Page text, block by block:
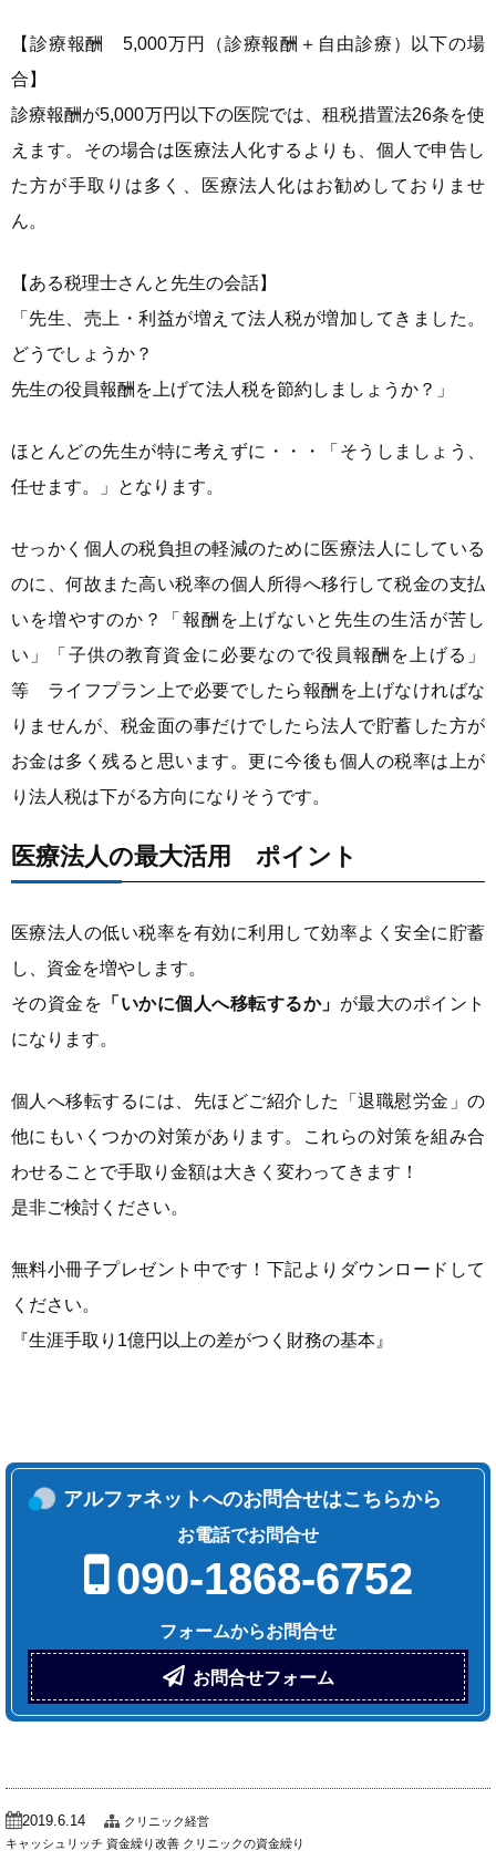
【診療報酬 5,000万円（診療報酬＋自由診療）以下の場
合】
診療報酬が5,000万円以下の医院では、租税措置法26条を使
えます。その場合は医療法人化するよりも、個人で申告し
た方が手取りは多く、医療法人化はお勧めしておりませ
ん。
【ある税理士さんと先生の会話】
「先生、売上・利益が増えて法人税が増加してきました。
どうでしょうか？
先生の役員報酬を上げて法人税を節約しましょうか？」
ほとんどの先生が特に考えずに・・・「そうしましょう、
任せます。」となります。
せっかく個人の税負担の軽減のために医療法人にしている
のに、何故また高い税率の個人所得へ移行して税金の支払
いを増やすのか？「報酬を上げないと先生の生活が苦し
い」「子供の教育資金に必要なので役員報酬を上げる」
等 ライフプラン上で必要でしたら報酬を上げなければな
りませんが、税金面の事だけでしたら法人で貯蓄した方が
お金は多く残ると思います。更に今後も個人の税率は上が
り法人税は下がる方向になりそうです。
医療法人の最大活用 ポイント
医療法人の低い税率を有効に利用して効率よく安全に貯蓄
し、資金を増やします。
その資金を 「いかに個人へ移転するか」 が最大のポイント
になります。
個人へ移転するには、先ほどご紹介した「退職慰労金」の
他にもいくつかの対策があります。これらの対策を組み合
わせることで手取り金額は大きく変わってきます！
是非ご検討ください。
無料小冊子プレゼント中です！下記よりダウンロードして
ください。
『生涯手取り1億円以上の差がつく財務の基本』
アルファネットへのお問合せはこちらから
お電話でお問合せ
090-1868-6752
フォームからお問合せ
お問合せフォーム
2019.6.14
クリニック経営
キャッシュリッチ 資金繰り改善 クリニックの資金繰り